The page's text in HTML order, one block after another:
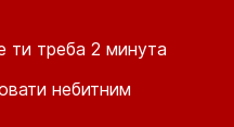
ти треба 2 минута
небитним